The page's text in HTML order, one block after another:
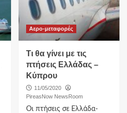
Αερο-μεταφορές
Τι θα γίνει με τις
πτήσεις Ελλάδας –
Κύπρου
11/05/2020
PireasNow NewsRoom
Οι πτήσεις σε Ελλάδα-